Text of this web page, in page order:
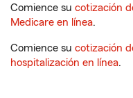
Comience su cotización
Medicare en línea.
Comience su cotización
hospitalización en línea.